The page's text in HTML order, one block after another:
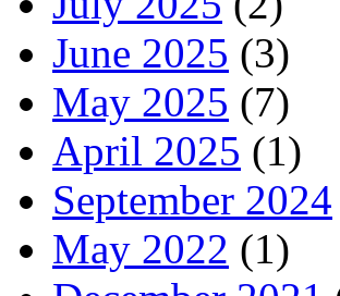
June 2025 (3)
May 2025 (7)
April 2025 (1)
September 2024
May 2022 (1)